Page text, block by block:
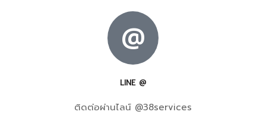
@
LINE @
ติดต่อผ่านไลน์ @38services